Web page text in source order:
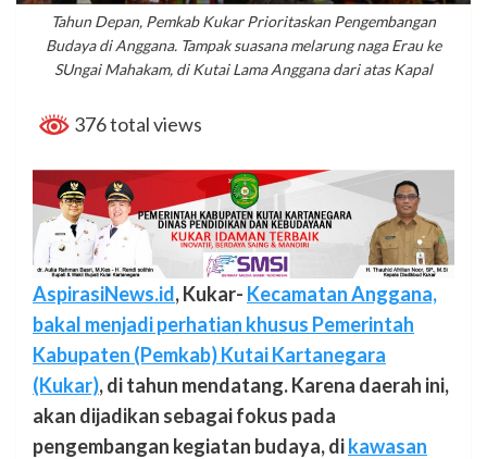
Tahun Depan, Pemkab Kukar Prioritaskan Pengembangan
Budaya di Anggana. Tampak suasana melarung naga Erau ke
SUngai Mahakam, di Kutai Lama Anggana dari atas Kapal
376 total views
AspirasiNews.id, Kukar- Kecamatan Anggana,
bakal menjadi perhatian khusus Pemerintah
Kabupaten (Pemkab) Kutai Kartanegara
(Kukar), di tahun mendatang. Karena daerah ini,
akan dijadikan sebagai fokus pada
pengembangan kegiatan budaya, dikawasan